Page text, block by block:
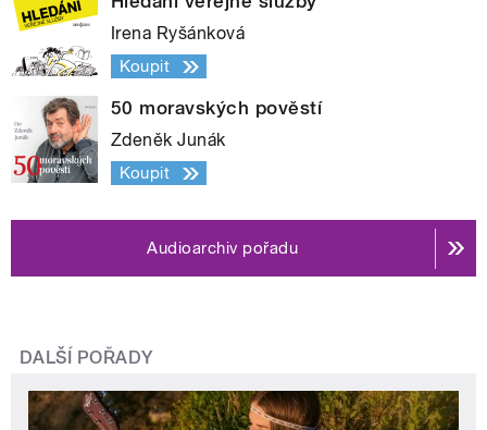
Irena Ryšánková
Koupit
50 moravských pověstí
Zdeněk Junák
Koupit
Audioarchiv pořadu
DALŠÍ POŘADY